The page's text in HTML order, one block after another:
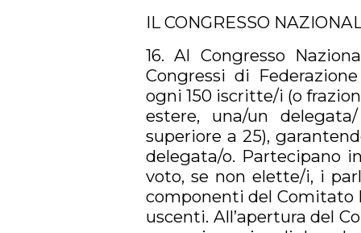
IL CONGRESSO
16. Al Congresso
Congressi di
ogni 150 iscritte/i (o
estere, una/un
superiore a 25),
delegata/o. Partecipano
voto, se non elette/i, i
componenti del Comitato
uscenti. All’apertura del